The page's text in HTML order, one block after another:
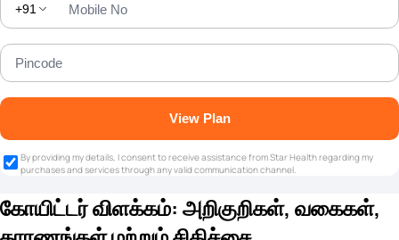
+91
View Plan
By providing my details, I consent to receive assistance from Star Health regarding my
purchases and services through any valid communication channel.
கோயிட்டர் விளக்கம்: அறிகுறிகள், வகைகள்,